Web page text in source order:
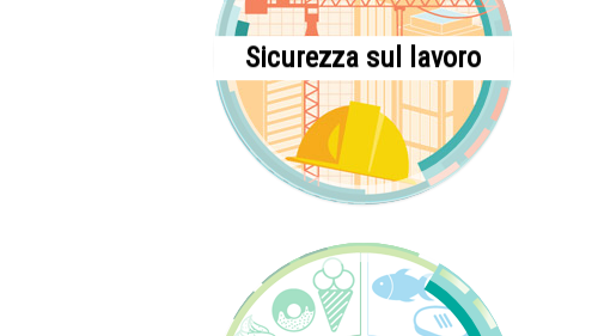
Sicurezza sul lavoro